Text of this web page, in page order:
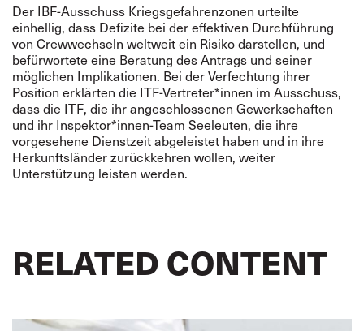
Der IBF-Ausschuss Kriegsgefahrenzonen urteilte
einhellig, dass Defizite bei der effektiven Durchführung
von Crewwechseln weltweit ein Risiko darstellen, und
befürwortete eine Beratung des Antrags und seiner
möglichen Implikationen. Bei der Verfechtung ihrer
Position erklärten die ITF-Vertreter*innen im Ausschuss,
dass die ITF, die ihr angeschlossenen Gewerkschaften
und ihr Inspektor*innen-Team Seeleuten, die ihre
vorgesehene Dienstzeit abgeleistet haben und in ihre
Herkunftsländer zurückkehren wollen, weiter
Unterstützung leisten werden.
RELATED CONTENT